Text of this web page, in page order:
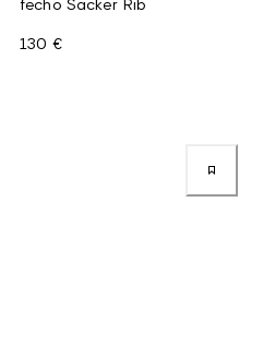
fecho Sacker Rib
130 €